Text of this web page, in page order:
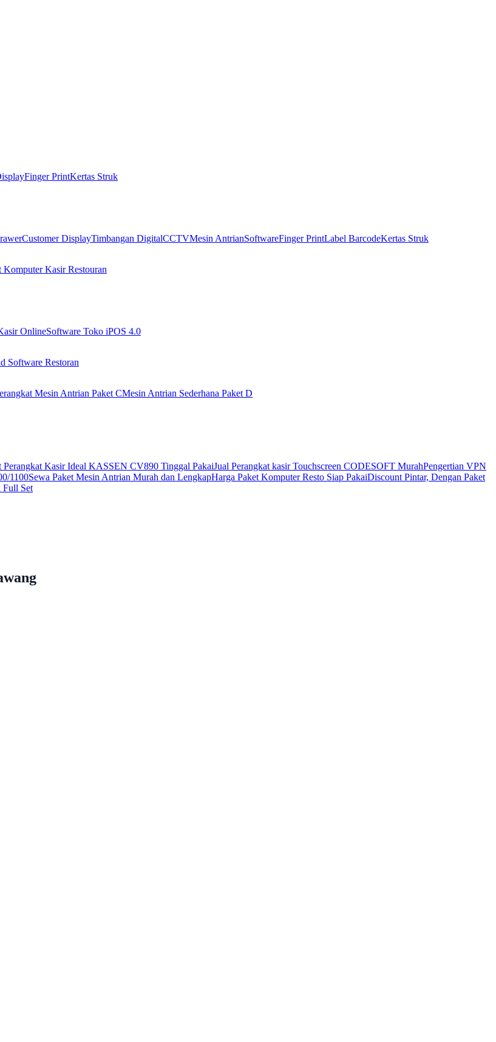
Finger PrintKertas Struk
Customer DisplayTimbangan DigitalCCTVMesin AntrianSoftwareFinger PrintLabel BarcodeKertas Struk
Komputer Kasir Restouran
OnlineSoftware Toko iPOS 4.0
Software Restoran
Mesin Antrian Paket CMesin Antrian Sederhana Paket D
Perangkat Kasir Ideal KASSEN CV890 Tinggal PakaiJual Perangkat kasir Touchscreen CODESOFT MurahPengertian VPN
1100Sewa Paket Mesin Antrian Murah dan LengkapHarga Paket Komputer Resto Siap PakaiDiscount Pintar, Dengan Paket
Full Set